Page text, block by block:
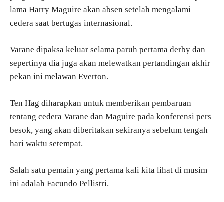
lama Harry Maguire akan absen setelah mengalami
cedera saat bertugas internasional.
Varane dipaksa keluar selama paruh pertama derby dan
sepertinya dia juga akan melewatkan pertandingan akhir
pekan ini melawan Everton.
Ten Hag diharapkan untuk memberikan pembaruan
tentang cedera Varane dan Maguire pada konferensi pers
besok, yang akan diberitakan sekiranya sebelum tengah
hari waktu setempat.
Salah satu pemain yang pertama kali kita lihat di musim
ini adalah Facundo Pellistri.